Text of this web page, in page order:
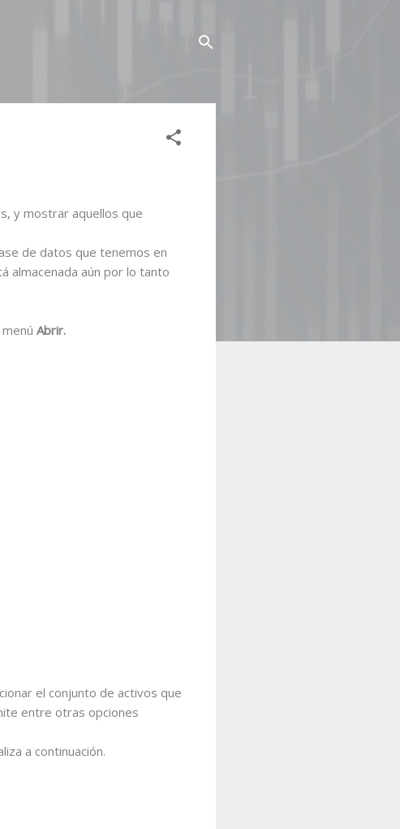
y mostrar aquellos que
de datos que tenemos en
almacenada aún por lo tanto
Abrir.
el conjunto de activos que
entre otras opciones
a continuación.